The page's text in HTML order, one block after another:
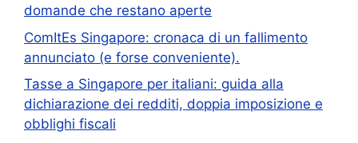
domande che restano aperte
ComItEs Singapore: cronaca di un fallimento
annunciato (e forse conveniente).
Tasse a Singapore per italiani: guida alla
dichiarazione dei redditi, doppia imposizione e
obblighi fiscali